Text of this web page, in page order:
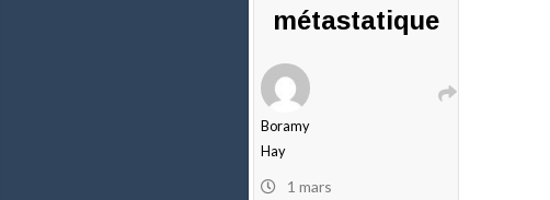
métastatique
Boramy
Hay
1 mars